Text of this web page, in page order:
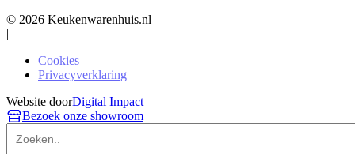
© 2026 Keukenwarenhuis.nl
|
Cookies
Privacyverklaring
Website doorDigital Impact
Bezoek onze showroom